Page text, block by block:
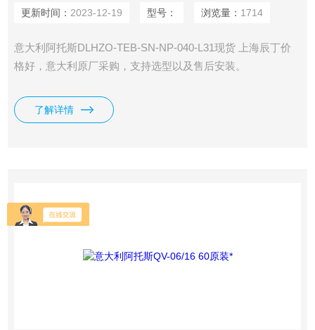
更新时间： 2023-12-19 型号： 浏览量： 1714
意大利阿托斯DLHZO-TEB-SN-NP-040-L31现货 上海辰丁价
格好，意大利原厂采购，支持选型以及售后安装。
了解详情